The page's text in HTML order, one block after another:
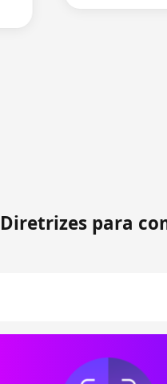
Diretrizes para